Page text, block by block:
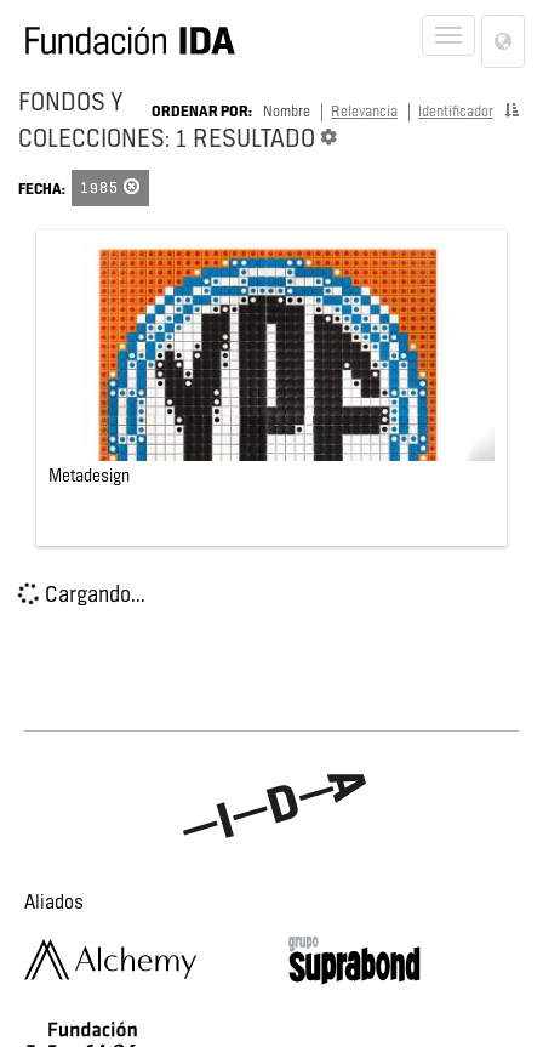
Toggle
ORDENAR POR: Nombre Relevancia Identificador
FONDOS Y
COLECCIONES: 1 RESULTADO
FECHA: 1985
Metadesign
Cargando...
Aliados